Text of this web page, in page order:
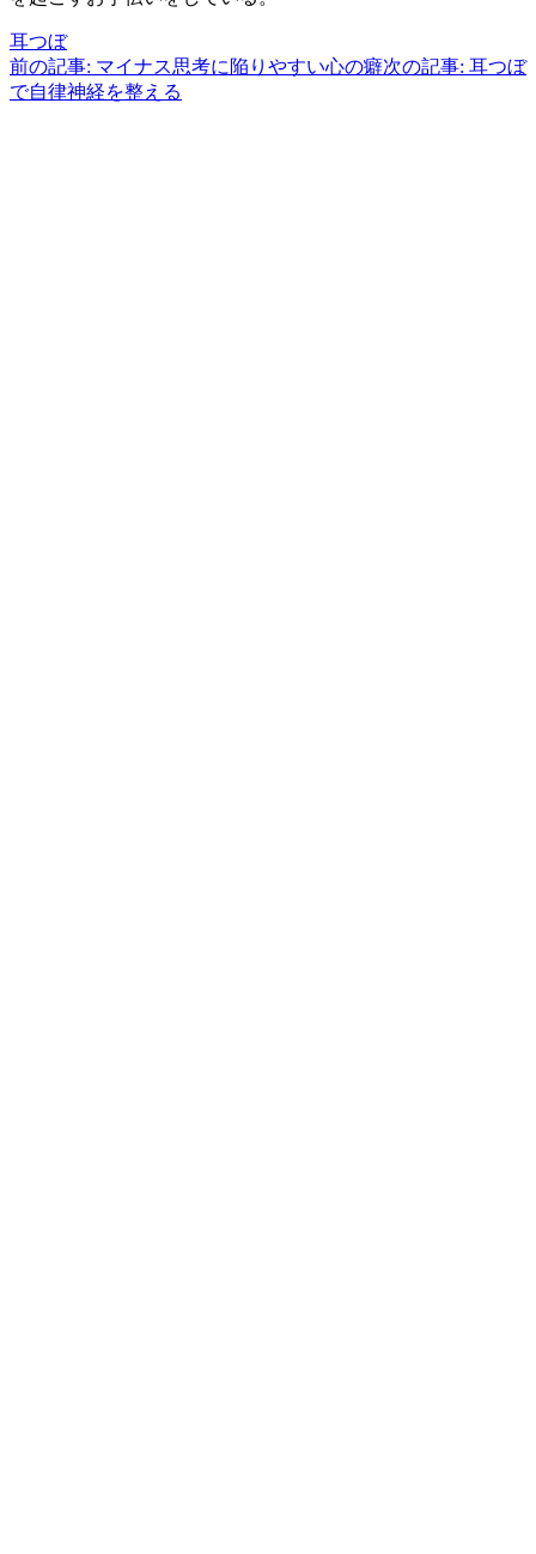
耳つぼ
前の記事: マイナス思考に陥りやすい心の癖次の記事: 耳つぼ
で自律神経を整える